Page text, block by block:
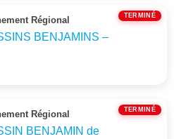
Réunion-Mayotte
est une marque de
par l’ensemble de
l’écosystème de
TERMINÉ
Régional
BENJAMINS –
TERMINÉ
Régional
BENJAMIN de